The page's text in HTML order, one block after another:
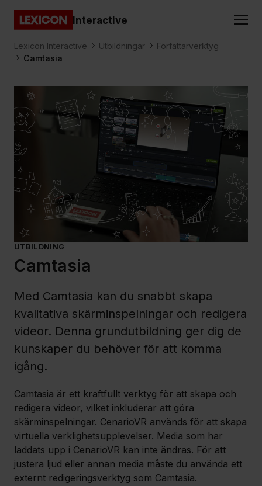
Gå direkt till huvudinnehållet
Lexicon
Interactive
Lexicon Interactive Utbildningar
Författarverktyg
Camtasia
UTBILDNING
Camtasia
Med Camtasia kan du snabbt skapa
kvalitativa skärminspelningar och redigera
videor. Denna grundutbildning ger dig de
kunskaper du behöver för att komma
igång.
Camtasia är ett kraftfullt verktyg för att skapa och
redigera videor, vilket inkluderar att göra
skärminspelningar. CenarioVR används för att skapa
virtuella verklighetsupplevelser. Media som har
laddats upp i CenarioVR kan inte ändras. För att
justera ljud eller annan media måste du använda ett
externt redigeringsverktyg som Camtasia.